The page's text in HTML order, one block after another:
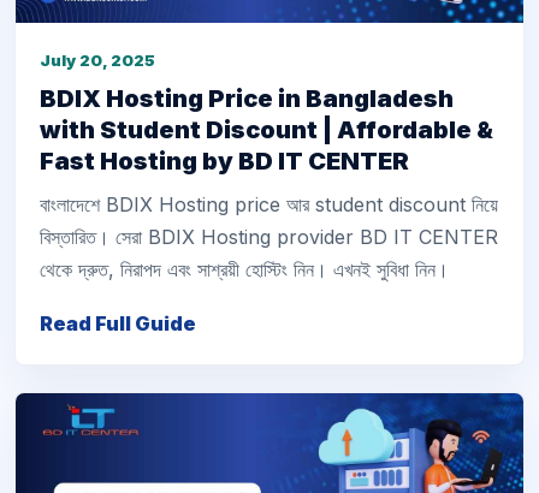
July 20, 2025
BDIX Hosting Price in Bangladesh
with Student Discount | Affordable &
Fast Hosting by BD IT CENTER
বাংলাদেশে BDIX Hosting price আর student discount নিয়ে
বিস্তারিত। সেরা BDIX Hosting provider BD IT CENTER
থেকে দ্রুত, নিরাপদ এবং সাশ্রয়ী হোস্টিং নিন। এখনই সুবিধা নিন।
Read Full Guide